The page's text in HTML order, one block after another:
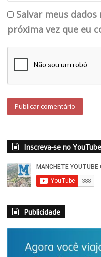
Salvar meus
próxima vez que eu
Inscreva-se no YouTube
Publicidade